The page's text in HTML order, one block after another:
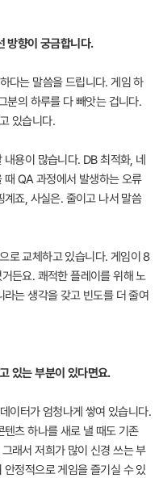
방향이 궁금합니다.
다는 말씀을 드립니다. 게임 하
분의 하루를 다 빼앗는 겁니다.
있습니다.
용이 많습니다. DB 최적화, 네
때 QA 과정에서 발생하는 오류
죠, 사실은. 줄이고 나서 말씀
로 교체하고 있습니다. 게임이 8
든요. 쾌적한 플레이를 위해 노
는 생각을 갖고 빈도를 더 줄여
있는 부분이 있다면요.
이터가 엄청나게 쌓여 있습니다.
츠 하나를 새로 낼 때도 기존
래서 저희가 많이 신경 쓰는 부
정적으로 게임을 즐기실 수 있